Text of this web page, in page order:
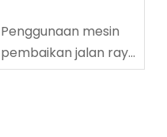
Penggunaan mesin
pembaikan jalan raya
yang berjaya di